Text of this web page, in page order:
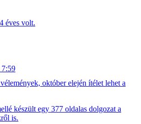
éves volt.
október elején ítélet lehet a
készült egy 377 oldalas dolgozat a
is.